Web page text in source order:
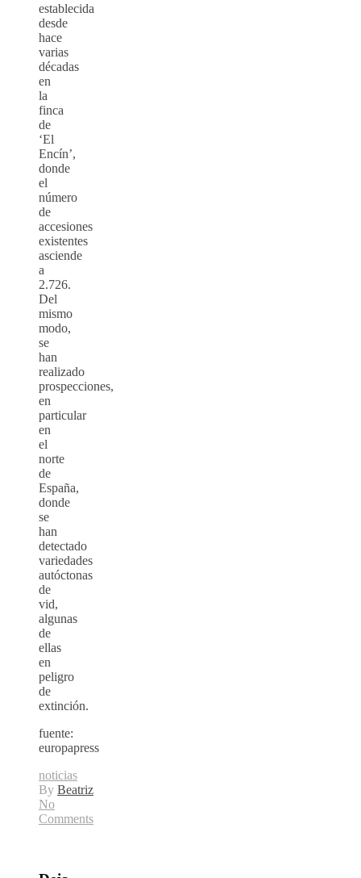
establecida
desde
hace
varias
décadas
en
la
finca
de
‘El
Encín’,
donde
el
número
de
accesiones
existentes
asciende
a
2.726.
Del
mismo
modo,
se
han
realizado
prospecciones,
en
particular
en
el
norte
de
España,
donde
se
han
detectado
variedades
autóctonas
de
vid,
algunas
de
ellas
en
peligro
de
extinción.
fuente:
europapress
noticias
By Beatriz
No
Comments